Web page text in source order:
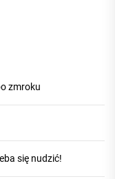
zmroku
się nudzić!